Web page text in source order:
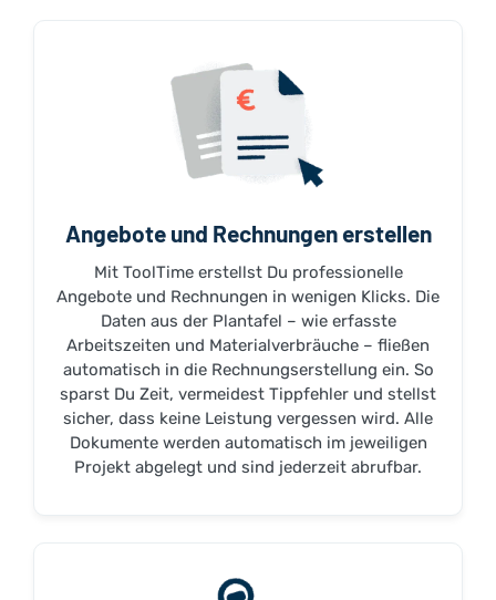
Angebote und Rechnungen erstellen
Mit ToolTime erstellst Du professionelle
Angebote und Rechnungen in wenigen Klicks. Die
Daten aus der Plantafel – wie erfasste
Arbeitszeiten und Materialverbräuche – fließen
automatisch in die Rechnungserstellung ein. So
sparst Du Zeit, vermeidest Tippfehler und stellst
sicher, dass keine Leistung vergessen wird. Alle
Dokumente werden automatisch im jeweiligen
Projekt abgelegt und sind jederzeit abrufbar.